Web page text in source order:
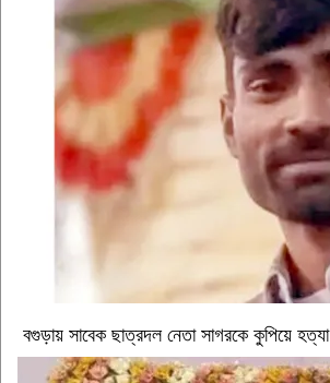
বগুড়ায় সাবেক ছাত্রদল নেতা সাগরকে কুপিয়ে হত্যা